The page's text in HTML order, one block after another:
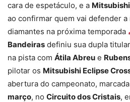
cara de espetáculo, e a
ao confirmar quem vai defender a
diamantes na próxima temporada
Bandeiras definiu sua dupla
na pista com Átila Abreu e
pilotar os Mitsubishi Eclipse
abertura do campeonato,
março, no Circuito dos Cristais,